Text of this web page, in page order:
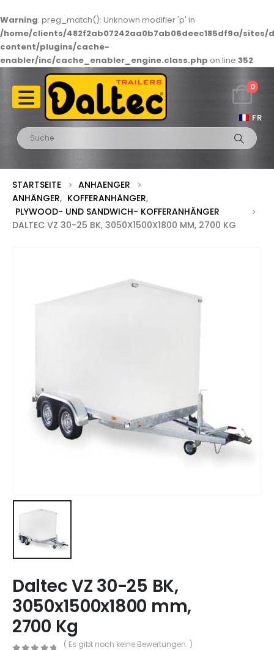
Warning: preg_match(): Unknown modifier 'p' in
/home/clients/482f2ab07242aa0b7ab06deec185df9a/
content/plugins/cache-
enabler/inc/cache_enabler_engine.class.php on line 352
FR
0
STARTSEITE
ANHAENGER
ANHÄNGER, KOFFERANHÄNGER,
PLYWOOD- UND SANDWICH- KOFFERANHÄNGER
DALTEC VZ 30-25 BK, 3050X1500X1800 MM, 2700 KG
Daltec VZ 30-25 BK,
3050x1500x1800 mm,
2700 Kg
( Es gibt noch keine Bewertungen. )